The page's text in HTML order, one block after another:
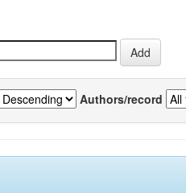
Authors/record